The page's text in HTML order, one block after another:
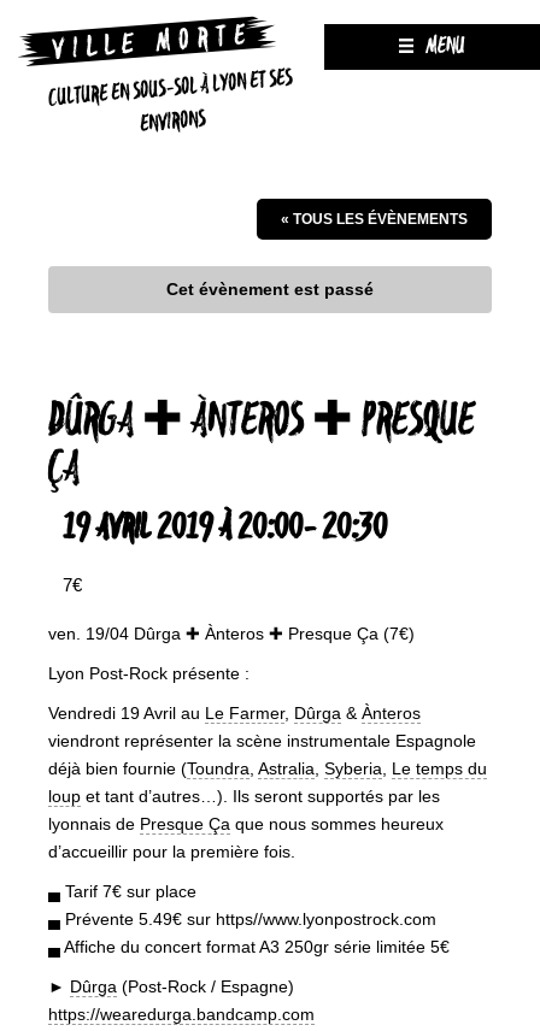
CULTURE EN SOUS-SOL À LYON ET SES
ENVIRONS
MENU
« TOUS LES ÉVÈNEMENTS
Cet évènement est passé
DÛRGA ✚ ÀNTEROS ✚ PRESQUE
ÇA
19 AVRIL 2019 À 20:00-20:30
7€
ven. 19/04 Dûrga ✚ Ànteros ✚ Presque Ça (7€)
Lyon Post-Rock présente :
Vendredi 19 Avril au Le Farmer, Dûrga & Ànteros
viendront représenter la scène instrumentale Espagnole
déjà bien fournie (Toundra Astralia Syberia
Le temps du
loup et tant d’autres…). Ils seront supportés par les
lyonnais de Presque Ça que nous sommes heureux
d’accueillir pour la première fois.
▄ Tarif 7€ sur place
▄ Prévente 5.49€ sur https//www.lyonpostrock.com
▄ Affiche du concert format A3 250gr série limitée 5€
► Dûrga (Post-Rock / Espagne)
https://wearedurga.bandcamp.com